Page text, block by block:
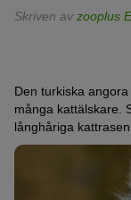
Skriven av zooplus
Den turkiska
många kattälskare.
långhåriga